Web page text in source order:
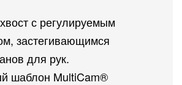
с регулируемым
застегивающимся
для рук.
шаблон MultiCam®